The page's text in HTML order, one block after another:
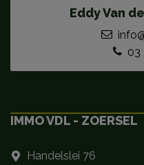
Eddy Van
03
IMMO VDL - ZOERSEL
Handelslei 76